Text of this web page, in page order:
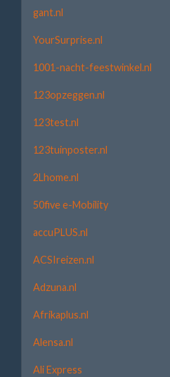
gant.nl
YourSurprise.nl
1001-nacht-feestwinkel.nl
123opzeggen.nl
123test.nl
123tuinposter.nl
2Lhome.nl
50five e-Mobility
accuPLUS.nl
ACSIreizen.nl
Adzuna.nl
Afrikaplus.nl
Alensa.nl
Ali Express